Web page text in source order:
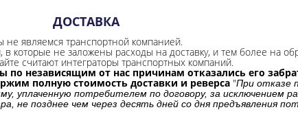
ДОСТАВКА
не являемся транспортной компанией.
не заложены расходы на доставку, и тем более на
считают интеграторы транспортных компаний.
независящим от нас причинам отказались его
полную стоимость доставки и реверса "При отказе
уплаченную потребителем по договору, за исключением
не позднее чем через десять дней со дня предъявления